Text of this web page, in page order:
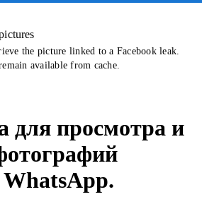
the picture linked to a Facebook leak.
available from cache.
для просмотра и